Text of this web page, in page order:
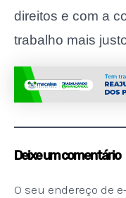
direitos e com a
trabalho mais
Deixe um comentário
O seu endereço de